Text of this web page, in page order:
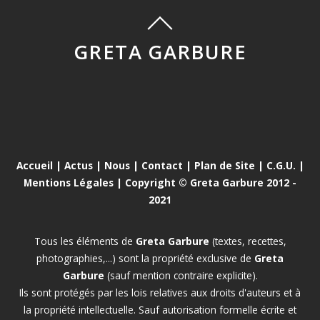
GRETA GARBURE
Accueil | Actus| Nous| Contact | Plan de Site | C.G.U. |
Mentions Légales | Copyright © Greta Garbure 2012 -
2021
Tous les éléments de Greta Garbure (textes, recettes,
photographies,...) sont la propriété exclusive de Greta
Garbure (sauf mention contraire explicite).
Ils sont protégés par les lois relatives aux droits d'auteurs et à
la propriété intellectuelle. Sauf autorisation formelle écrite et